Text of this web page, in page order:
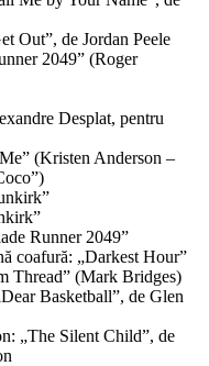
Out”, de Jordan Peele
2049” (Roger
Desplat, pentru
(Kristen Anderson –
Runner 2049”
coafură: „Darkest Hour”
Thread” (Mark Bridges)
Basketball”, de Glen
„The Silent Child”, de